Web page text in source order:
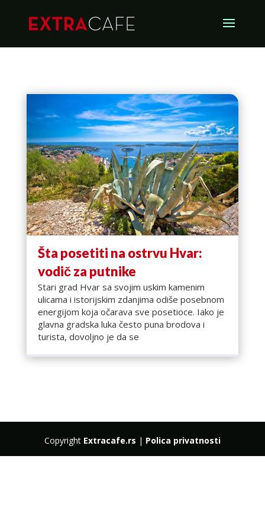
Šta posetiti na ostrvu Hvar:
vodič za putnike
Stari grad Hvar sa svojim uskim kamenim
ulicama i istorijskim zdanjima odiše posebnom
energijom koja očarava sve posetioce. Iako je
glavna gradska luka često puna brodova i
turista, dovoljno je da se
Copyright Extracafe.rs | Polica privatnosti